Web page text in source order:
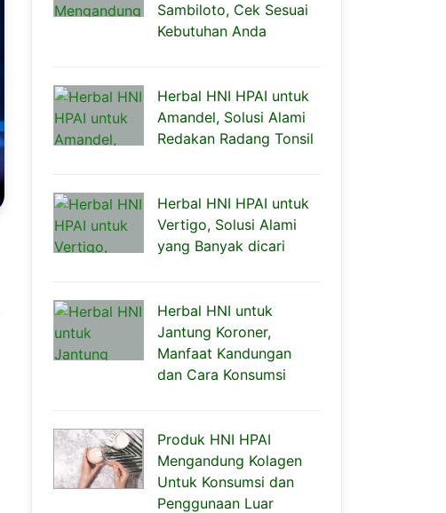
Sambiloto, Cek Sesuai
Kebutuhan Anda
Herbal HNI HPAI untuk
Amandel, Solusi Alami
Redakan Radang Tonsil
Herbal HNI HPAI untuk
Vertigo, Solusi Alami
yang Banyak dicari
Herbal HNI untuk
Jantung Koroner,
Manfaat Kandungan
dan Cara Konsumsi
Produk HNI HPAI
Mengandung Kolagen
Untuk Konsumsi dan
Penggunaan Luar